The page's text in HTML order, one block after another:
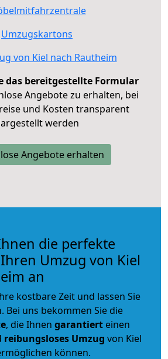
Umzugskartons
von Kiel nach Rautheim
das bereitgestellte Formular
Angebote zu erhalten, bei
und Kosten transparent
werden
Angebote erhalten
die perfekte
Umzug von Kiel
an
kostbare Zeit und lassen Sie
Bei uns bekommen Sie die
, die Ihnen garantiert einen
reibungsloses Umzug von Kiel
können.